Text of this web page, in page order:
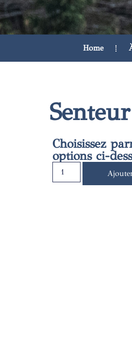
Home
Choisissez
options ci-